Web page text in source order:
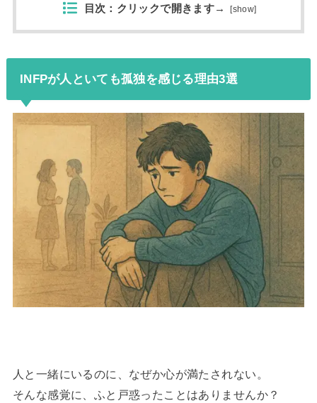
目次：クリックで開きます→ [show]
INFPが人といても孤独を感じる理由3選
人と一緒にいるのに、なぜか心が満たされない。
そんな感覚に、ふと戸惑ったことはありませんか？